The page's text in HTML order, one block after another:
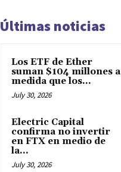
Últimas noticias
Los ETF de Ether
suman $104 millones a
medida que los...
July 30, 2026
Electric Capital
confirma no invertir
en FTX en medio de
la...
July 30, 2026